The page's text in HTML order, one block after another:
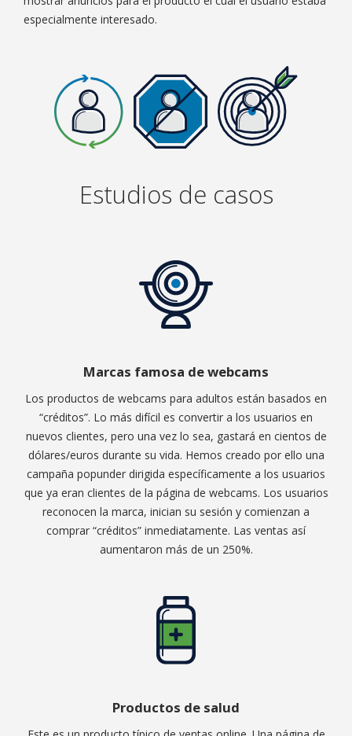
especialmente interesado.
Estudios de casos
Marcas famosa de webcams
Los productos de webcams para adultos están basados en
“créditos”. Lo más difícil es convertir a los usuarios en
nuevos clientes, pero una vez lo sea, gastará en cientos de
dólares/euros durante su vida. Hemos creado por ello una
campaña popunder dirigida específicamente a los usuarios
que ya eran clientes de la página de webcams. Los usuarios
reconocen la marca, inician su sesión y comienzan a
comprar “créditos” inmediatamente. Las ventas así
aumentaron más de un 250%.
Productos de salud